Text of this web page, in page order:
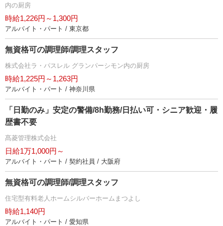
内の厨房
時給1,226円～1,300円
アルバイト・パート / 東京都
無資格可の調理師/調理スタッフ
株式会社ラ・パスレル グランパーシモン内の厨房
時給1,225円～1,263円
アルバイト・パート / 神奈川県
「日勤のみ」安定の警備/8h勤務/日払い可・シニア歓迎・履
歴書不要
髙菱管理株式会社
日給1万1,000円～
アルバイト・パート / 契約社員 / 大阪府
無資格可の調理師/調理スタッフ
住宅型有料老人ホームシルバーホームまつよし
時給1,140円
アルバイト・パート / 愛知県